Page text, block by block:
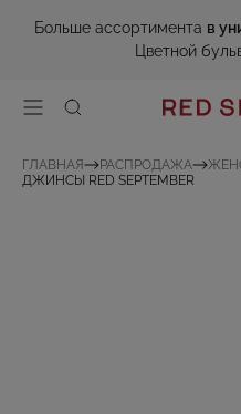
Больше ассортимента в
Цветной
ГЛАВНАЯ РАСПРОДАЖА
ДЖИНСЫ RED SEPTEMBER